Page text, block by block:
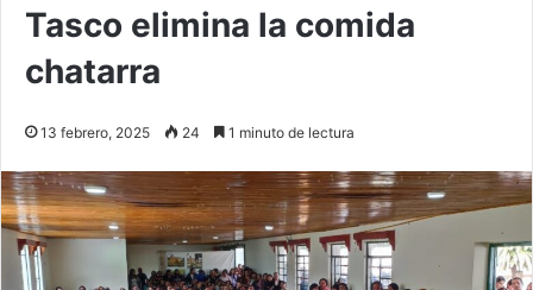
Tasco elimina la comida
chatarra
13 febrero, 2025 24 1 minuto de lectura